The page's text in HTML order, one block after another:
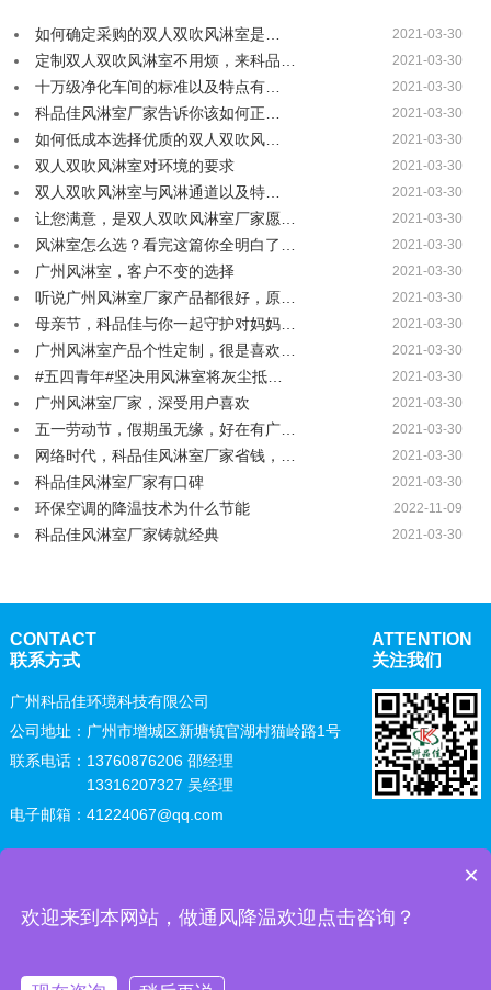
如何确定采购的双人双吹风淋室是… 2021-03-30
定制双人双吹风淋室不用烦，来科品… 2021-03-30
十万级净化车间的标准以及特点有… 2021-03-30
科品佳风淋室厂家告诉你该如何正… 2021-03-30
如何低成本选择优质的双人双吹风… 2021-03-30
双人双吹风淋室对环境的要求 2021-03-30
双人双吹风淋室与风淋通道以及特… 2021-03-30
让您满意，是双人双吹风淋室厂家愿… 2021-03-30
风淋室怎么选？看完这篇你全明白了… 2021-03-30
广州风淋室，客户不变的选择 2021-03-30
听说广州风淋室厂家产品都很好，原… 2021-03-30
母亲节，科品佳与你一起守护对妈妈… 2021-03-30
广州风淋室产品个性定制，很是喜欢… 2021-03-30
#五四青年#坚决用风淋室将灰尘抵… 2021-03-30
广州风淋室厂家，深受用户喜欢 2021-03-30
五一劳动节，假期虽无缘，好在有广… 2021-03-30
网络时代，科品佳风淋室厂家省钱，… 2021-03-30
科品佳风淋室厂家有口碑 2021-03-30
环保空调的降温技术为什么节能 2022-11-09
科品佳风淋室厂家铸就经典 2021-03-30
CONTACT
联系方式
广州科品佳环境科技有限公司
公司地址：广州市增城区新塘镇官湖村猫岭路1号
联系电话： 13760876206 邵经理
13316207327 吴经理
电子邮箱：41224067@qq.com
ATTENTION
关注我们
ICP备19092069号 网站地图
×
欢迎来到本网站，做通风降温欢迎点击咨询？